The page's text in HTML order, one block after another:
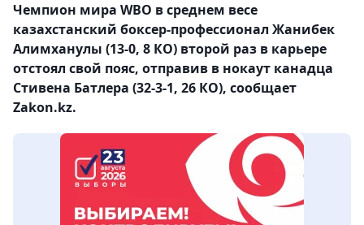
Чемпион мира WBO в среднем весе
казахстанский боксер-профессионал Жанибек
Алимханулы (13-0, 8 КО) второй раз в карьере
отстоял свой пояс, отправив в нокаут канадца
Стивена Батлера (32-3-1, 26 КО), сообщает
Zakon.kz.